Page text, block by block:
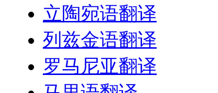
立陶宛语翻译
列兹金语翻译
罗马尼亚翻译